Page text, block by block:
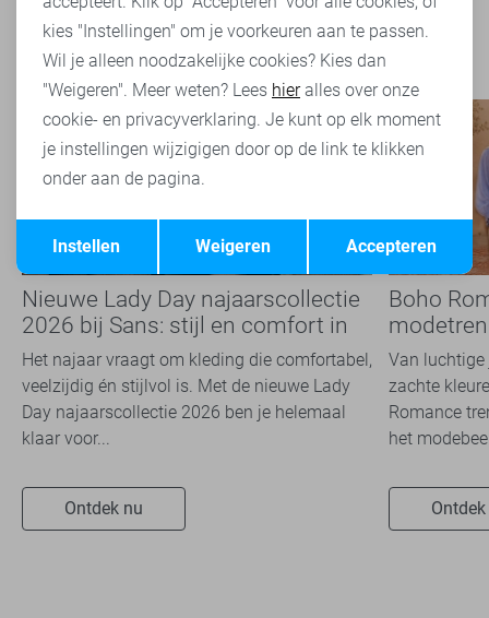
Nieuwe Lady Day najaarscollectie
2026 bij Sans: stijl en comfort in
travelkwaliteit
Het najaar vraagt om kleding die comfortabel,
veelzijdig én stijlvol is. Met de nieuwe Lady
Day najaarscollectie 2026 ben je helemaal
klaar voor...
Ontdek nu
Boho
overal
Van luchtige
zachte
Romance
het
Terug Opslaan
kies "Instellingen" om je voorkeuren aan te passen.
Wil je alleen noodzakelijke cookies? Kies dan
"Weigeren". Meer weten? Lees hieralles over onze
cookie- en privacyverklaring. Je kunt op elk moment
je instellingen wijzigigen door op de link te klikken
onder aan de pagina.
Accepteren
Weigeren
Instellen